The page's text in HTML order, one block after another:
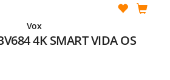
Vox
4K SMART VIDA OS